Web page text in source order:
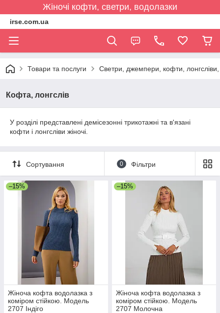
Жіночі кофти, светри, водолазки
irse.com.ua
Товари та послуги Светри, джемпери, кофти, лонгсліви,
Кофта, лонгслів
У розділі представлені демісезонні трикотажні та в'язані
кофти і лонгсліви жіночі.
Сортування 0 Фільтри
–15%
Жіноча кофта водолазка з
коміром стійкою. Модель
2707 Індіго
–15%
Жіноча кофта водолазка з
коміром стійкою. Модель
2707 Молочна